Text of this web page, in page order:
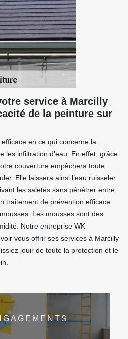
service à Marcilly
de la peinture sur
en ce qui concerne la
les infiltration d’eau. En effet, grâce
couverture empêchera toute
Elle laissera ainsi l’eau ruisseler
les saletés sans pénétrer entre
traitement de prévention efficace
Les mousses sont des
Notre entreprise WK
vous offrir ses services à Marcilly
jouir de toute la protection et le